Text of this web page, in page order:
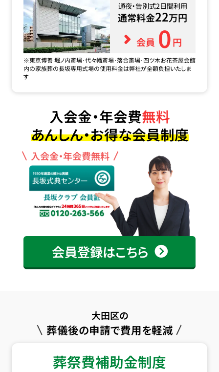
通夜・告別式2日間利用
通常料金22万円
会員 0円
※東京博善 堀ノ内斎場･代々幡斎場･落合斎場･四ツ木お花茶屋会館
内の家族葬の長坂専用式場の使用料金は弊社が全額負担いたしま
す
入会金・年会費無料
あんしん・お得な会員制度
入会金・年会費無料
会員登録はこちら
大田区の
葬儀後の申請で費用を軽減
葬祭費補助金制度